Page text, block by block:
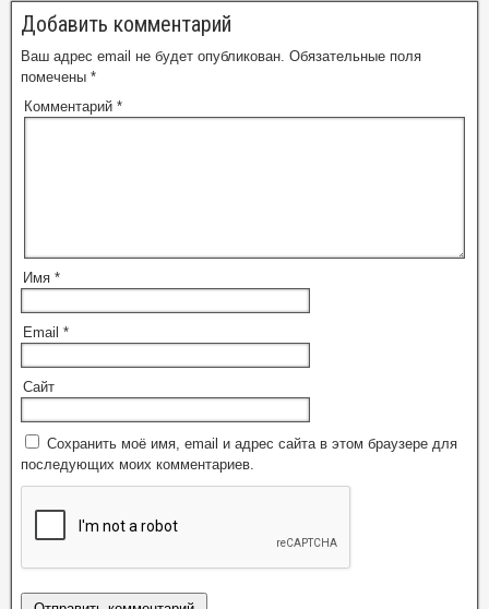
Добавить комментарий
Ваш адрес email не будет опубликован. Обязательные поля
помечены *
Комментарий *
Имя *
Email *
Сайт
Сохранить моё имя, email и адрес сайта в этом браузере для
последующих моих комментариев.